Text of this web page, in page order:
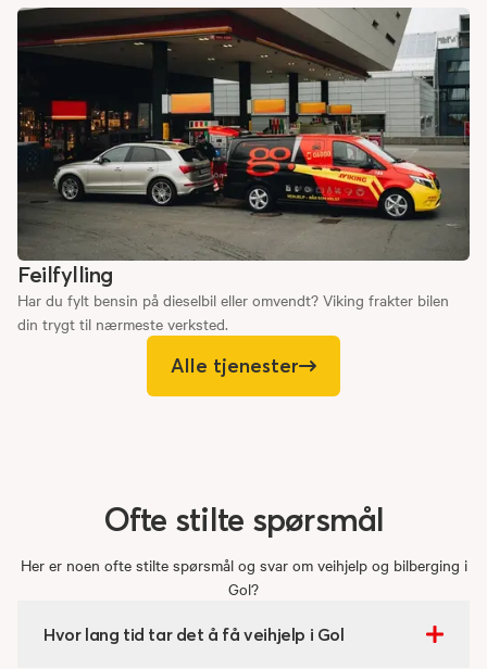
Feilfylling
Har du fylt bensin på dieselbil eller omvendt? Viking frakter bilen
din trygt til nærmeste verksted.
Alle tjenester
Ofte stilte spørsmål
Her er noen ofte stilte spørsmål og svar om veihjelp og bilberging i
Gol?
Hvor lang tid tar det å få veihjelp i Gol